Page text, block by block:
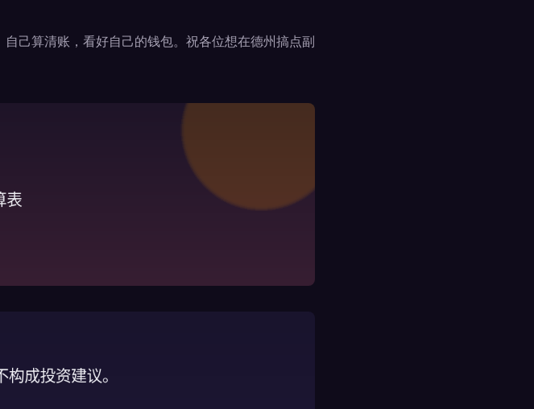
己算清账，看好自己的钱包。祝各位想在德州搞点副